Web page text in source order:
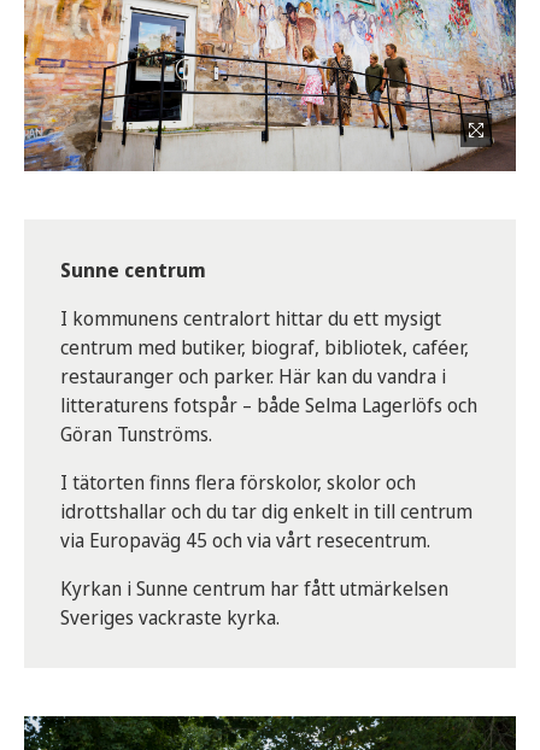
Sunne centrum
I kommunens centralort hittar du ett mysigt
centrum med butiker, biograf, bibliotek, caféer,
restauranger och parker. Här kan du vandra i
litteraturens fotspår – både Selma Lagerlöfs och
Göran Tunströms.
I tätorten finns flera förskolor, skolor och
idrottshallar och du tar dig enkelt in till centrum
via Europaväg 45 och via vårt resecentrum.
Kyrkan i Sunne centrum har fått utmärkelsen
Sveriges vackraste kyrka.